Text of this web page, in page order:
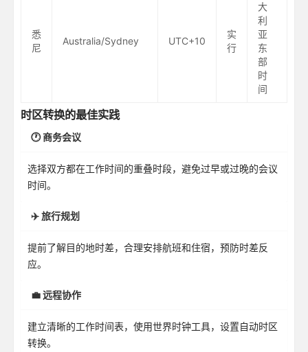
悉
尼
Australia/Sydney UTC+10
实
行
大
利
亚
东
部
时
间
时区转换的最佳实践
🕐 商务会议
选择双方都在工作时间的重叠时段，避免过早或过晚的会议
时间。
✈️ 旅行规划
提前了解目的地时差，合理安排航班和住宿，预防时差反
应。
💼 远程协作
建立清晰的工作时间表，使用世界时钟工具，设置自动时区
转换。